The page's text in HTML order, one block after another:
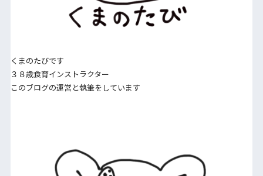
くまのたびです
３８歳食育インストラクター
このブログの運営と執筆をしています